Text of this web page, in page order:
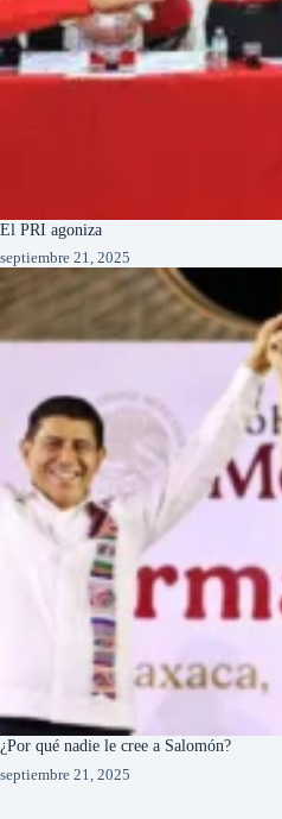
El PRI agoniza
septiembre 21, 2025
¿Por qué nadie le cree a Salomón?
septiembre 21, 2025